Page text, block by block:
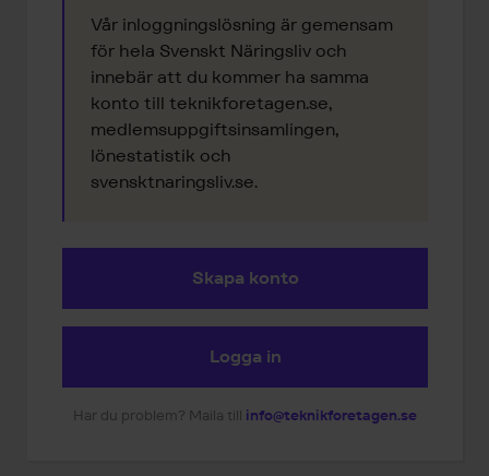
Vår inloggningslösning är gemensam
för hela Svenskt Näringsliv och
innebär att du kommer ha samma
konto till teknikforetagen.se,
medlemsuppgiftsinsamlingen,
lönestatistik och
svensktnaringsliv.se.
Skapa konto
Logga in
Har du problem? Maila till info@teknikforetagen.se